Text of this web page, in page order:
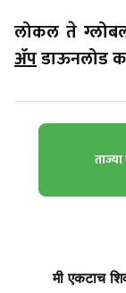
लोकल ते
ॲपडाऊनलोड
मी एकटाच